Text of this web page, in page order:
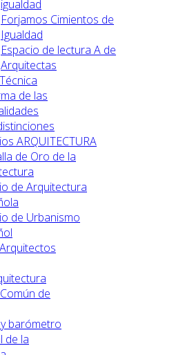
igualdad
Forjamos Cimientos de
Igualdad
Espacio de lectura A de
Arquitectas
de las
ARQUITECTURA
de Oro de la
de Arquitectura
de Urbanismo
de
barómetro
de la